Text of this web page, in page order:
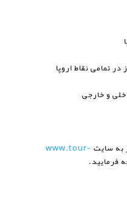
تمامی نقاط اروپا
و خارجی
به سایتwww.tour-
فرمایید.